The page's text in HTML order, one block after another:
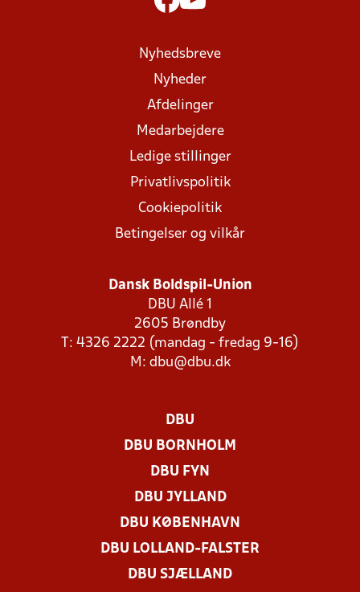
Nyhedsbreve
Nyheder
Afdelinger
Medarbejdere
Ledige stillinger
Privatlivspolitik
Cookiepolitik
Betingelser og vilkår
Dansk Boldspil-Union
DBU Allé 1
2605 Brøndby
T: 4326 2222 (mandag - fredag 9-16)
M: dbu@dbu.dk
DBU
DBU BORNHOLM
DBU FYN
DBU JYLLAND
DBU KØBENHAVN
DBU LOLLAND-FALSTER
DBU SJÆLLAND